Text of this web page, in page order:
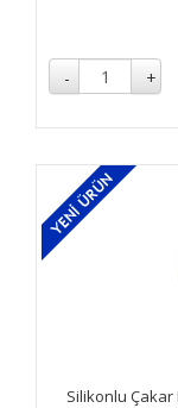
Silikonlu Çakar